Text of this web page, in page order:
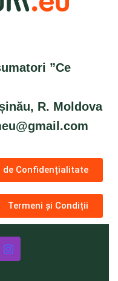
”Ce
R. Moldova
de Confidențialitate
Termeni și Condiții